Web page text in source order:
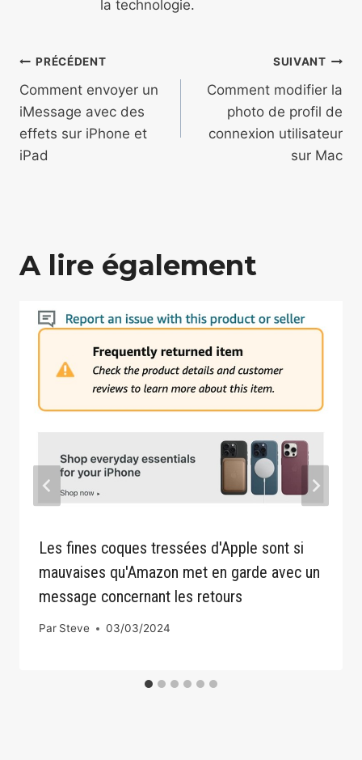
la technologie.
Navigation
de
l’article
PRÉCÉDENT
Comment envoyer un
iMessage avec des
effets sur iPhone et
iPad
SUIVANT
Comment modifier la
photo de profil de
connexion utilisateur
sur Mac
A lire également
Les fines coques tressées d'Apple sont si
mauvaises qu'Amazon met en garde avec un
message concernant les retours
Par Steve 03/03/2024